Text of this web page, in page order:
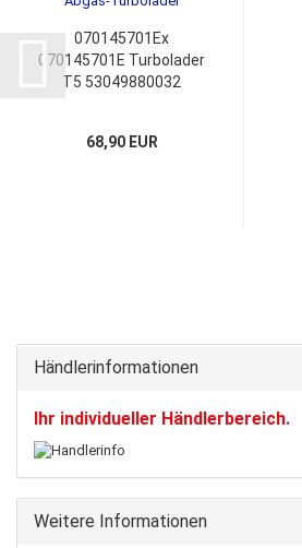
070145701Ex
070145701E Turbolader
T5 53049880032
68,90 EUR
Händlerinformationen
Ihr individueller Händlerbereich.
Weitere Informationen